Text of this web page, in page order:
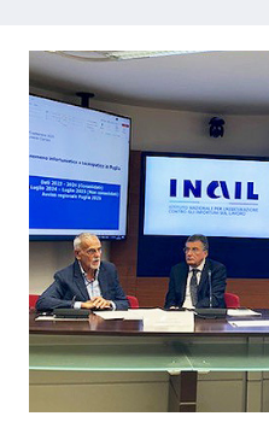
Avviso pubblico